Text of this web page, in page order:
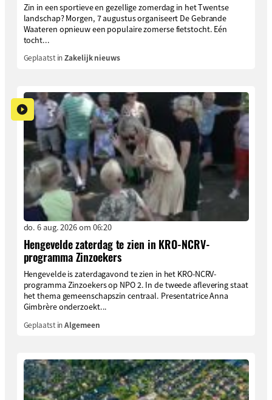
Zin in een sportieve en gezellige zomerdag in het Twentse
landschap? Morgen, 7 augustus organiseert De Gebrande
Waateren opnieuw een populaire zomerse fietstocht. Eén
tocht...
Geplaatst inZakelijk nieuws
do. 6 aug. 2026 om 06:20
Hengevelde zaterdag te zien in KRO-NCRV-
programma Zinzoekers
Hengevelde is zaterdagavond te zien in het KRO-NCRV-
programma Zinzoekers op NPO 2. In de tweede aflevering staat
het thema gemeenschapszin centraal. Presentatrice Anna
Gimbrère onderzoekt...
Geplaatst inAlgemeen